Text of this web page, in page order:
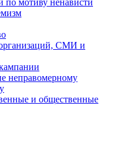
по мотиву ненависти
СМИ и
неправомерному
и общественные